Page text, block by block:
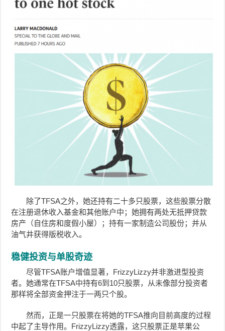
除了TFSA之外，她还持有二十多只股票，这些股票分散
在注册退休收入基金和其他账户中；她拥有两处无抵押贷款
房产（自住房和度假小屋）；持有一家制造公司股份；并从
油气井获得版税收入。
稳健投资与单股奇迹
尽管TFSA账户增值显著，FrizzyLizzy并非激进型投资
者。她通常在TFSA中持有6到10只股票，从未像部分投资者
那样将全部资金押注于一两只个股。
然而，正是一只股票在将她的TFSA推向目前高度的过程
中起了主导作用。FrizzyLizzy透露，这只股票正是苹果公